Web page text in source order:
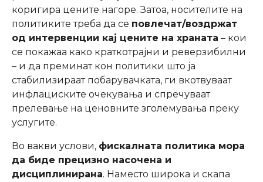
коригира цените нагоре. Затоа, носителите на
политиките треба да се повлечат/воздржат
од интервенции кај цените на храната – кои
се покажаа како краткотрајни и реверзибилни
– и да преминат кон политики што ја
стабилизираат побарувачката, ги вкотвуваат
инфлациските очекувања и спречуваат
прелевање на ценовните зголемувања преку
услугите.
Во вакви услови, фискалната политика мора
да биде прецизно насочена и
дисциплинирана. Наместо широка и скапа